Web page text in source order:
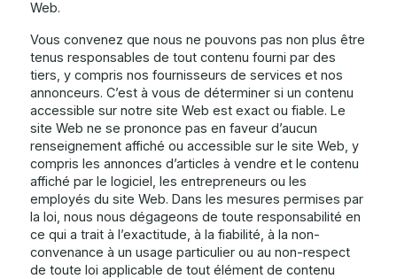
Web.
Vous convenez que nous ne pouvons pas non plus être
tenus responsables de tout contenu fourni par des
tiers, y compris nos fournisseurs de services et nos
annonceurs. C’est à vous de déterminer si un contenu
accessible sur notre site Web est exact ou fiable. Le
site Web ne se prononce pas en faveur d’aucun
renseignement affiché ou accessible sur le site Web, y
compris les annonces d’articles à vendre et le contenu
affiché par le logiciel, les entrepreneurs ou les
employés du site Web. Dans les mesures permises par
la loi, nous nous dégageons de toute responsabilité en
ce qui a trait à l’exactitude, à la fiabilité, à la non-
convenance à un usage particulier ou au non-respect
de toute loi applicable de tout élément de contenu